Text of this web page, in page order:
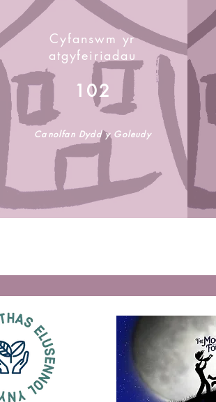
Cyfanswm yr
atgyfeiriadau
102
Canolfan Dydd y Goleudy